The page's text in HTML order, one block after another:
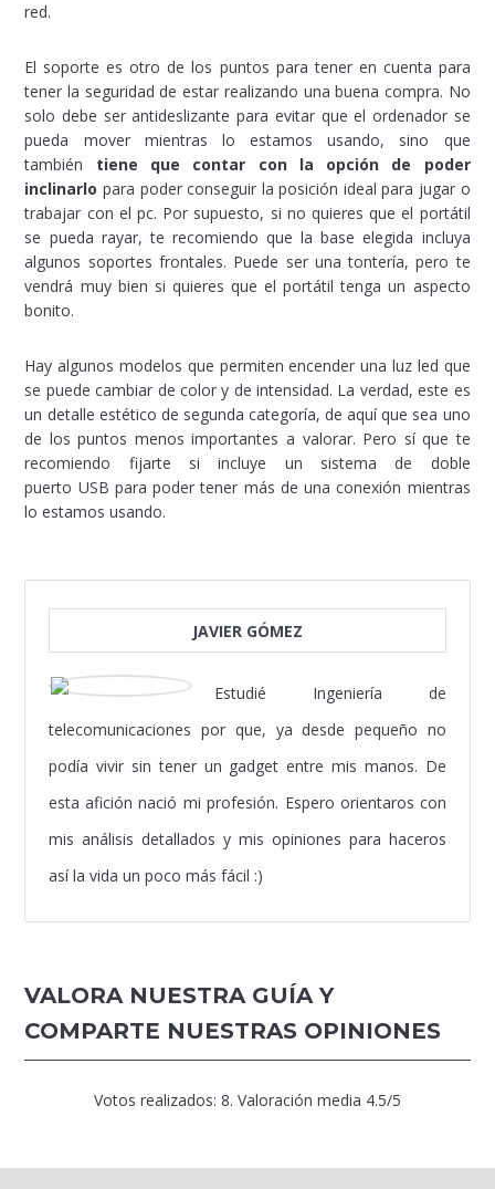
red.
El soporte es otro de los puntos para tener en cuenta para
tener la seguridad de estar realizando una buena compra. No
solo debe ser antideslizante para evitar que el ordenador se
pueda mover mientras lo estamos usando, sino que
también tiene que contar con la opción de poder
inclinarlo para poder conseguir la posición ideal para jugar o
trabajar con el pc. Por supuesto, si no quieres que el portátil
se pueda rayar, te recomiendo que la base elegida incluya
algunos soportes frontales. Puede ser una tontería, pero te
vendrá muy bien si quieres que el portátil tenga un aspecto
bonito.
Hay algunos modelos que permiten encender una luz led que
se puede cambiar de color y de intensidad. La verdad, este es
un detalle estético de segunda categoría, de aquí que sea uno
de los puntos menos importantes a valorar. Pero sí que te
recomiendo fijarte si incluye un sistema de doble
puerto USB para poder tener más de una conexión mientras
lo estamos usando.
JAVIER GÓMEZ
Estudié Ingeniería de
telecomunicaciones por que, ya desde pequeño no
podía vivir sin tener un gadget entre mis manos. De
esta afición nació mi profesión. Espero orientaros con
mis análisis detallados y mis opiniones para haceros
así la vida un poco más fácil :)
VALORA NUESTRA GUÍA Y
COMPARTE NUESTRAS OPINIONES
Votos realizados: 8. Valoración media 4.5/5